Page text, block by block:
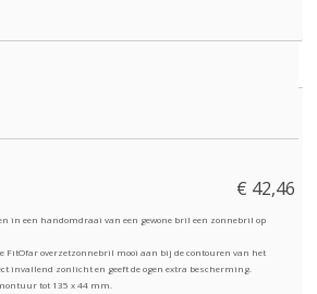
€ 42,46
in een handomdraai van een gewone bril een zonnebril op
FitOfar overzetzonnebril mooi aan bij de contouren van het
invallend zonlicht en geeft de ogen extra bescherming.
tot 135 x 44 mm.